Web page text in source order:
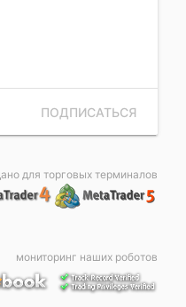
ПОДПИСАТЬСЯ
для торговых терминалов
мониторинг наших роботов